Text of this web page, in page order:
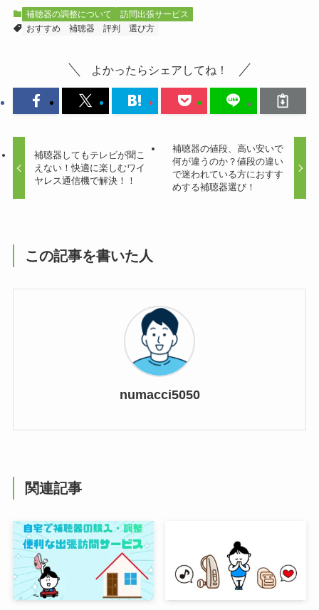
補聴器の調整について
訪問出張サービス
おすすめ
補聴器 評判 選び方
よかったらシェアしてね！
補聴器してもテレビが聞こ
えない！快適に楽しむワイ
ヤレス通信機で解決！！
補聴器の値段、高い安いで
何が違うのか？値段の違い
で迷われている方におすす
めする補聴器選び！
この記事を書いた人
numacci5050
関連記事